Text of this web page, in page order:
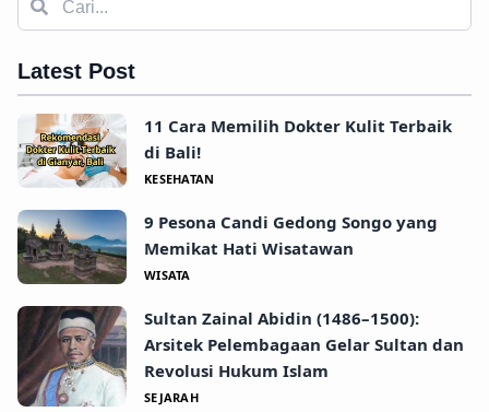
Latest Post
11 Cara Memilih Dokter Kulit Terbaik
di Bali!
KESEHATAN
9 Pesona Candi Gedong Songo yang
Memikat Hati Wisatawan
WISATA
Sultan Zainal Abidin (1486–1500):
Arsitek Pelembagaan Gelar Sultan dan
Revolusi Hukum Islam
SEJARAH